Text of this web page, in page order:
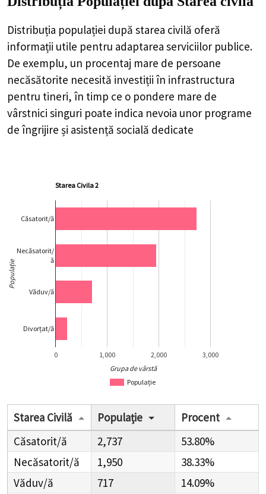
Distribuția populației după starea civilă oferă
informații utile pentru adaptarea serviciilor publice.
De exemplu, un procentaj mare de persoane
necăsătorite necesită investiții în infrastructura
pentru tineri, în timp ce o pondere mare de
vârstnici singuri poate indica nevoia unor programe
de îngrijire și asistență socială dedicate
Starea Civila 2
Populație
0 1,000 2,000 3,000
Căsatorit/ă
Necăsatorit/
ă
Văduv/ă
Divorțat/ă
Grupa de vârstă
Populație
Starea Civilă Populație
Procent
Căsatorit/ă
2,737
53.80%
Necăsatorit/ă
1,950
38.33%
Văduv/ă
717
14.09%